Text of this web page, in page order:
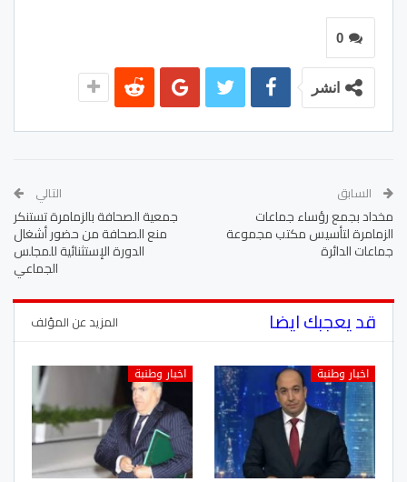
0
انشر
السابق
مخداد بجمع رؤساء جماعات
الزمامرة لتأسيس مكتب مجموعة
جماعات الدائرة
التالي
جمعية الصحافة بالزمامرة تستنكر
منع الصحافة من حضور أشغال
الدورة الإستثنائية للمجلس
الجماعي
قد يعجبك ايضا المزيد عن المؤلف
اخبار وطنبة اخبار وطنبة